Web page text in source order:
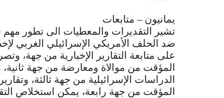
يمانيون – متابعات
تشير التقديرات والمعطيات الى تطور
ضد الحلف الأمريكي الإسرائيلي الغربي
على متابعة التقارير الإخبارية من جهة،
المؤقت من موالاة ومعارضة من جهة
الدراسات الإسرائيلية من جهة ثالثة،
المؤقت من جهة رابعة، يمكن استخلاص